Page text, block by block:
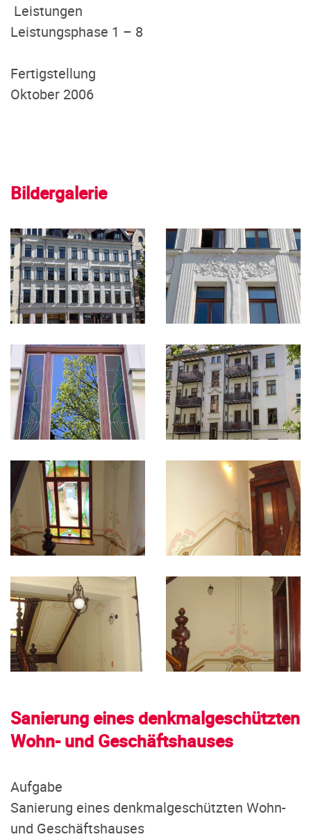
Leistungen
Leistungsphase 1 – 8
Fertigstellung
Oktober 2006
Bildergalerie
Sanierung eines denkmalgeschützten
Wohn- und Geschäftshauses
Aufgabe
Sanierung eines denkmalgeschützten Wohn-
und Geschäftshauses